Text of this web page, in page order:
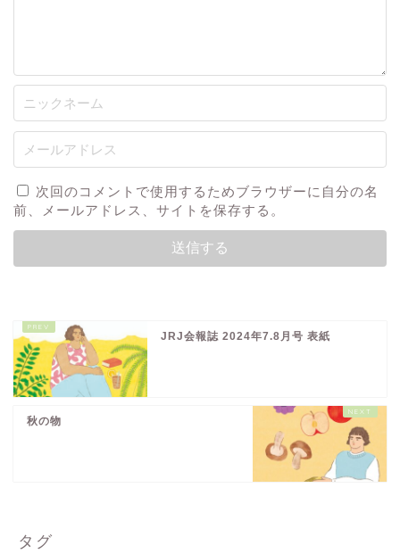
次回のコメントで使用するためブラウザーに自分の名
前、メールアドレス、サイトを保存する。
JRJ会報誌 2024年7.8月号 表紙
秋の物
タグ